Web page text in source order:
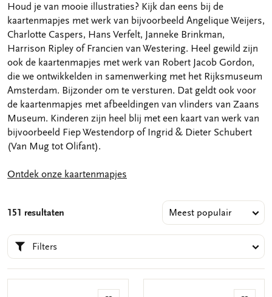
Houd je van mooie illustraties? Kijk dan eens bij de
kaartenmapjes met werk van bijvoorbeeld Angelique Weijers,
Charlotte Caspers, Hans Verfelt, Janneke Brinkman,
Harrison Ripley of Francien van Westering. Heel gewild zijn
ook de kaartenmapjes met werk van Robert Jacob Gordon,
die we ontwikkelden in samenwerking met het Rijksmuseum
Amsterdam. Bijzonder om te versturen. Dat geldt ook voor
de kaartenmapjes met afbeeldingen van vlinders van Zaans
Museum. Kinderen zijn heel blij met een kaart van werk van
bijvoorbeeld Fiep Westendorp of Ingrid & Dieter Schubert
(Van Mug tot Olifant).
Ontdek onze kaartenmapjes
151 resultaten
Filters